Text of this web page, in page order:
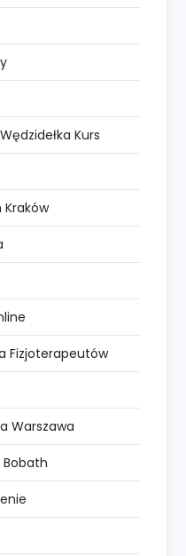
Kurs
Kraków
Fizjoterapeutów
Warszawa
Bobath